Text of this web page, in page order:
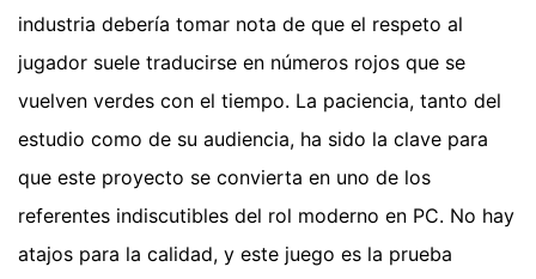
industria debería tomar nota de que el respeto al
jugador suele traducirse en números rojos que se
vuelven verdes con el tiempo. La paciencia, tanto del
estudio como de su audiencia, ha sido la clave para
que este proyecto se convierta en uno de los
referentes indiscutibles del rol moderno en PC. No hay
atajos para la calidad, y este juego es la prueba